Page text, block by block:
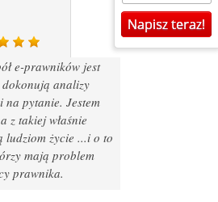
e-prawników jest
analizy
pytanie. Jestem
z takiej właśnie
ludziom życie ...i o to
mają problem
prawnika.